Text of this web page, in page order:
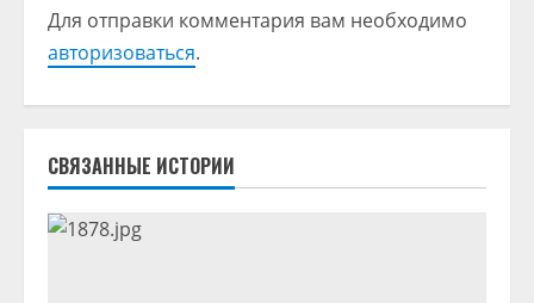
т
ь
ч
т
Для отправки комментария вам необходимо
авторизоваться.
СВЯЗАННЫЕ ИСТОРИИ